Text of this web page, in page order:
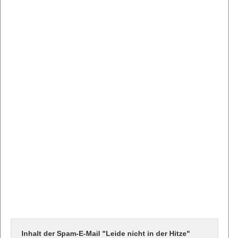
Inhalt der Spam-E-Mail "Leide nicht in der Hitze"